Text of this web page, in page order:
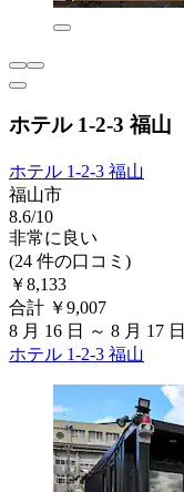
ホテル 1-2-3 福山
ホテル 1-2-3 福山
福山市
8.6/10
非常に良い
(24 件の口コミ)
￥8,133
合計 ￥9,007
8 月 16 日 ～ 8 月 17 日
ホテル 1-2-3 福山